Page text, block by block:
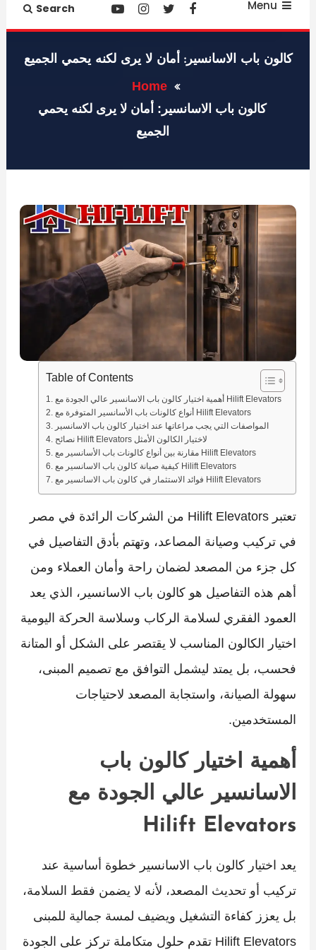
Menu
Search
كالون باب الاسانسير: أمان لا يرى لكنه يحمي الجميع
Home
كالون باب الاسانسير: أمان لا يرى لكنه يحمي
الجميع
Table of Contents
أهمية اختيار كالون باب الاسانسير عالي الجودة مع Hilift Elevators
أنواع كالونات باب الأسانسير المتوفرة مع Hilift Elevators
المواصفات التي يجب مراعاتها عند اختيار كالون باب الاسانسير
نصائح Hilift Elevators لاختيار الكالون الأمثل
مقارنة بين أنواع كالونات باب الأسانسير مع Hilift Elevators
كيفية صيانة كالون باب الاسانسير مع Hilift Elevators
فوائد الاستثمار في كالون باب الاسانسير مع Hilift Elevators
تعتبر Hilift Elevators من الشركات الرائدة في مصر
في تركيب وصيانة المصاعد، وتهتم بأدق التفاصيل في
كل جزء من المصعد لضمان راحة وأمان العملاء ومن
أهم هذه التفاصيل هو كالون باب الاسانسير، الذي يعد
العمود الفقري لسلامة الركاب وسلاسة الحركة اليومية
اختيار الكالون المناسب لا يقتصر على الشكل أو المتانة
فحسب، بل يمتد ليشمل التوافق مع تصميم المبنى،
سهولة الصيانة، واستجابة المصعد لاحتياجات
المستخدمين.
أهمية اختيار كالون باب
الاسانسير عالي الجودة مع
Hilift Elevators
يعد اختيار كالون باب الاسانسير خطوة أساسية عند
تركيب أو تحديث المصعد، لأنه لا يضمن فقط السلامة،
بل يعزز كفاءة التشغيل ويضيف لمسة جمالية للمبنى
Hilift Elevators تقدم حلول متكاملة تركز على الجودة